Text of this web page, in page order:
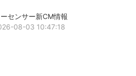
センサー新CM情報
08-03 10:47:18